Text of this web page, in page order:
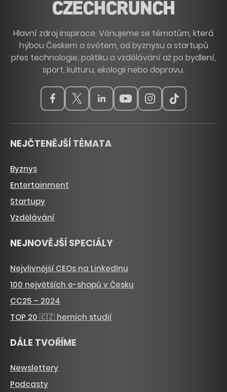
Hlavní zdroj inspirace. Věnujeme se tématům, která
hýbou Českem a světem, od byznysu a startupů
přes technologie, politiku a vzdělávání až po bydlení,
sport, kulturu, ekologii nebo dopravu.
NEJČTENĚJŠÍ TÉMATA
Byznys
Entertainment
Startupy
Vzdělávání
NEJNOVĚJŠÍ SPECIÁLY
Nejvlivnější CEOs na LinkedInu
100 největších e-shopů v Česku
CC25 – 2024
TOP 20 🇨🇿 herních studií
DÁLE TVOŘÍME
Newslettery
Podcasty